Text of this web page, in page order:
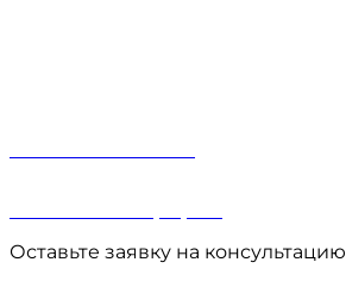
Оставьте заявку на консультацию